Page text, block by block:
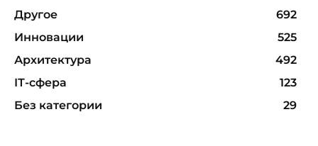
Другое
692
Инновации
525
Архитектура
492
ІТ-сфера
123
Без категории
29